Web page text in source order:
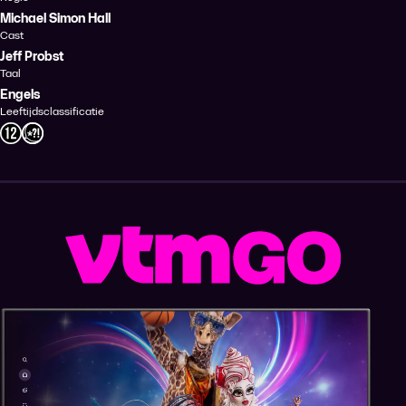
Michael Simon Hall
Cast
Jeff Probst
Taal
Engels
Leeftijdsclassificatie